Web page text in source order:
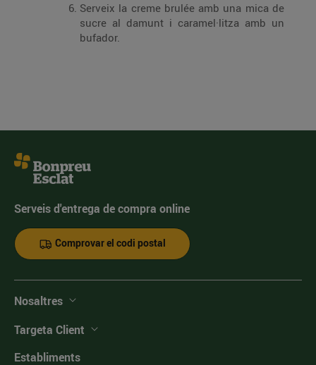
Serveix la creme brulée amb una mica de
sucre al damunt i caramel·litza amb un
bufador.
Serveis d'entrega de compra online
Comprovar el codi postal
Nosaltres
Targeta Client
Establiments